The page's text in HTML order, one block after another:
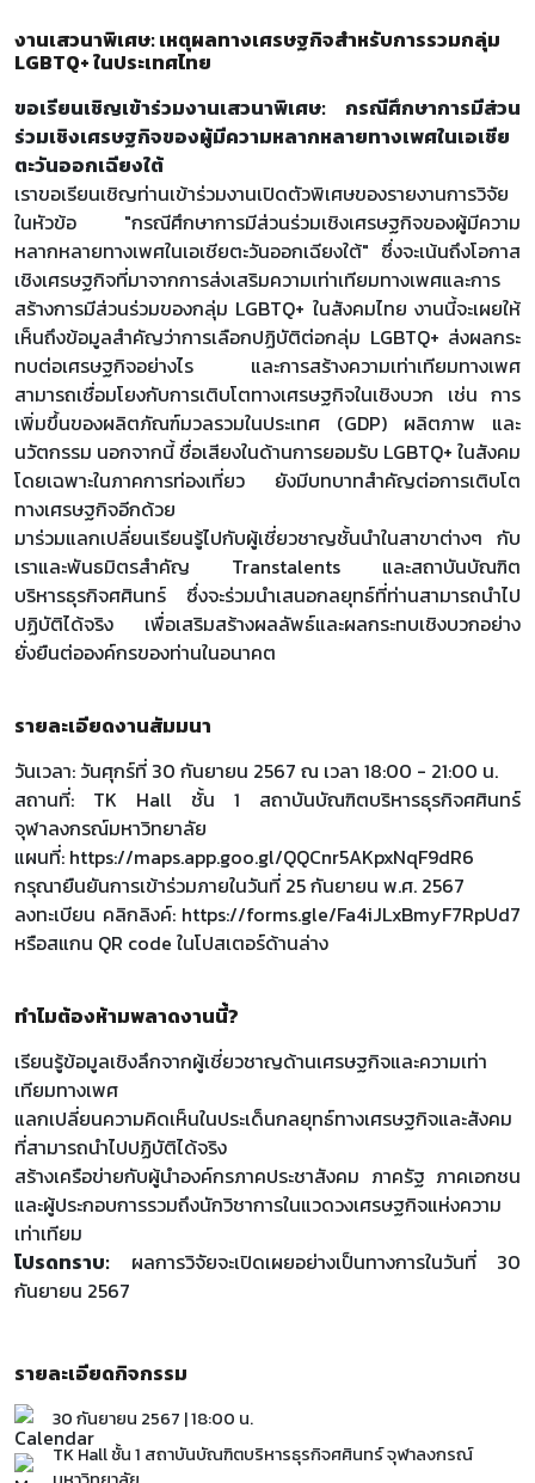
งานเสวนาพิเศษ: เหตุผลทางเศรษฐกิจสำหรับการรวมกลุ่ม
LGBTQ+ ในประเทศไทย
ขอเรียนเชิญเข้าร่วมงานเสวนาพิเศษ: กรณีศึกษาการมีส่วน
ร่วมเชิงเศรษฐกิจของผู้มีความหลากหลายทางเพศในเอเชีย
ตะวันออกเฉียงใต้
เราขอเรียนเชิญท่านเข้าร่วมงานเปิดตัวพิเศษของรายงานการวิจัย
ในหัวข้อ "กรณีศึกษาการมีส่วนร่วมเชิงเศรษฐกิจของผู้มีความ
หลากหลายทางเพศในเอเชียตะวันออกเฉียงใต้" ซึ่งจะเน้นถึงโอกาส
เชิงเศรษฐกิจที่มาจากการส่งเสริมความเท่าเทียมทางเพศและการ
สร้างการมีส่วนร่วมของกลุ่ม LGBTQ+ ในสังคมไทย งานนี้จะเผยให้
เห็นถึงข้อมูลสำคัญว่าการเลือกปฏิบัติต่อกลุ่ม LGBTQ+ ส่งผลกระ
ทบต่อเศรษฐกิจอย่างไร และการสร้างความเท่าเทียมทางเพศ
สามารถเชื่อมโยงกับการเติบโตทางเศรษฐกิจในเชิงบวก เช่น การ
เพิ่มขึ้นของผลิตภัณฑ์มวลรวมในประเทศ (GDP) ผลิตภาพ และ
นวัตกรรม นอกจากนี้ ชื่อเสียงในด้านการยอมรับ LGBTQ+ ในสังคม
โดยเฉพาะในภาคการท่องเที่ยว ยังมีบทบาทสำคัญต่อการเติบโต
ทางเศรษฐกิจอีกด้วย
มาร่วมแลกเปลี่ยนเรียนรู้ไปกับผู้เชี่ยวชาญชั้นนำในสาขาต่างๆ กับ
เราและพันธมิตรสำคัญ Transtalents และสถาบันบัณฑิต
บริหารธุรกิจศศินทร์ ซึ่งจะร่วมนำเสนอกลยุทธ์ที่ท่านสามารถนำไป
ปฏิบัติได้จริง เพื่อเสริมสร้างผลลัพธ์และผลกระทบเชิงบวกอย่าง
ยั่งยืนต่อองค์กรของท่านในอนาคต
รายละเอียดงานสัมมนา
วันเวลา: วันศุกร์ที่ 30 กันยายน 2567 ณ เวลา 18:00 - 21:00 น.
สถานที่: TK Hall ชั้น 1 สถาบันบัณฑิตบริหารธุรกิจศศินทร์
จุฬาลงกรณ์มหาวิทยาลัย
แผนที่: https://maps.app.goo.gl/QQCnr5AKpxNqF9dR6
กรุณายืนยันการเข้าร่วมภายในวันที่ 25 กันยายน พ.ศ. 2567
ลงทะเบียน คลิกลิงค์: https://forms.gle/Fa4iJLxBmyF7RpUd7
หรือสแกน QR code ในโปสเตอร์ด้านล่าง
ทำไมต้องห้ามพลาดงานนี้?
เรียนรู้ข้อมูลเชิงลึกจากผู้เชี่ยวชาญด้านเศรษฐกิจและความเท่า
เทียมทางเพศ
แลกเปลี่ยนความคิดเห็นในประเด็นกลยุทธ์ทางเศรษฐกิจและสังคม
ที่สามารถนำไปปฏิบัติได้จริง
สร้างเครือข่ายกับผู้นำองค์กรภาคประชาสังคม ภาครัฐ ภาคเอกชน
และผู้ประกอบการรวมถึงนักวิชาการในแวดวงเศรษฐกิจแห่งความ
เท่าเทียม
โปรดทราบ: ผลการวิจัยจะเปิดเผยอย่างเป็นทางการในวันที่ 30
กันยายน 2567
รายละเอียดกิจกรรม
30 กันยายน 2567 | 18:00 น.
TK Hall ชั้น 1 สถาบันบัณฑิตบริหารธุรกิจศศินทร์ จุฬาลงกรณ์